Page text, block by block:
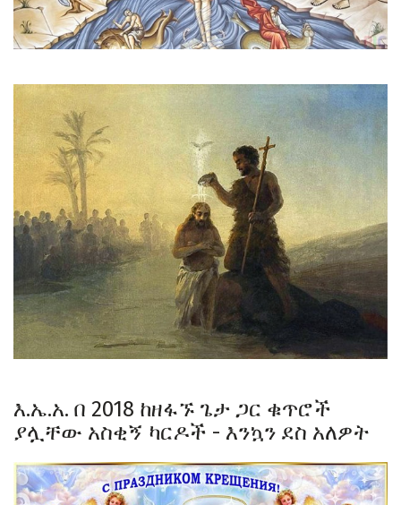
እ.ኤ.አ. በ 2018 ከዘፋኙ ጌታ ጋር ቁጥሮች
ያሏቸው አስቂኝ ካርዶች - እንኳን ደስ አለዎት